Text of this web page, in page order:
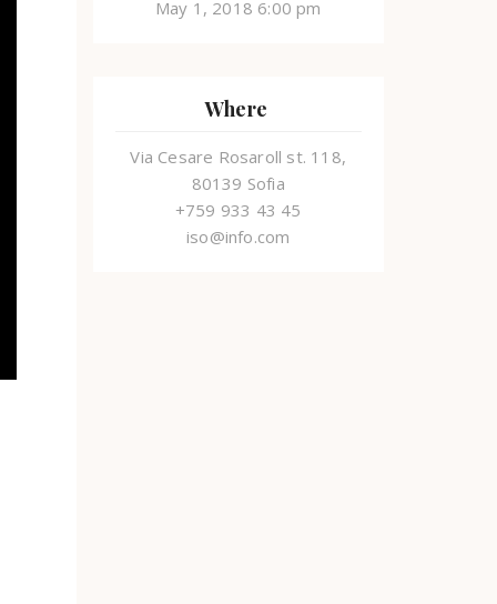
May 1, 2018 6:00 pm
Where
Via Cesare Rosaroll st. 118,
80139 Sofia
+759 933 43 45
iso@info.com